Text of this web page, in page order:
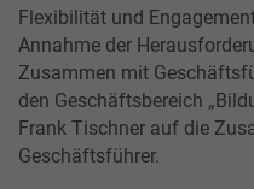
Flexibilität und
Annahme der
Zusammen mit
den Geschäftsbereich
Frank Tischner auf die
Geschäftsführer.